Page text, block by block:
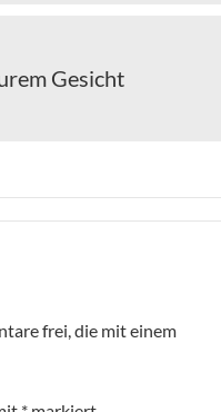
Gesicht
frei, die mit einem